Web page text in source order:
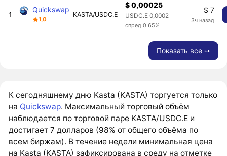
1
Quickswap
1,0
KASTA/USDC.E
$ 0,00025
USDC.E 0,0002
спред 0.65%
$ 7
3ч назад
Показать все ➙
К сегодняшнему дню Kasta (KASTA) торгуется только
на Quickswap. Максимальный торговый объём
наблюдается по торговой паре KASTA/USDC.E и
достигает 7 долларов (98% от общего объёма по
всем биржам). В течение недели минимальная цена
на Kasta (KASTA) зафиксирована в среду на отметке